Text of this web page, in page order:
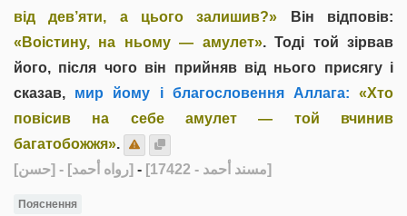
від дев’яти, а цього залишив?» Він відповів:
«Воістину, на ньому — амулет». Тоді той зірвав
його, після чого він прийняв від нього присягу і
сказав, мир йому і благословення Аллага:
«Хто
повісив на себе амулет — той вчинив
багатобожжя».
[حسن]
- [رواه أحمد] - [مسند أحمد - 17422]
Пояснення